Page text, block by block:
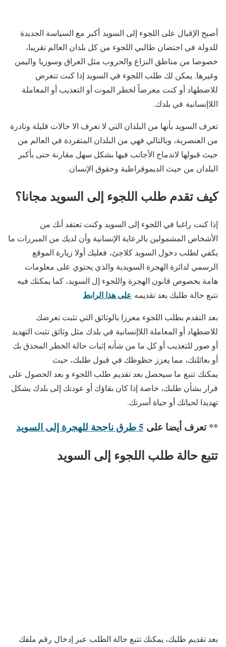
أصبح الإقبال على اللجوء إلى السويد أكبر مع السياسة الجديدة
للدولة في احتضان طالبي اللجوء من كل بلدان العالم تقريبا،
خصوصا من مناطق النزاع والحروب مثل العراق وسوريا واليمن
وغيرها. يمكن لك طلب اللجوء في السويد إذا كنت تتعرض
للاضطهاد أو كنت معرضاً لخطر الموت أو التعذيب أو المعاملة
اللاإنسانية في بلدك.
تعرف السويد بأنها من البلدان التي لا تعرف الا حالات قليلة ونادرة
من العنصرية، وبالتالي فهي من البلدان المتفردة في العالم من
حيث قبولها لاندماج الأجانب فيها بشكل سهل مقارنة حتى بأكبر
البلدان من حيث الديموقراطية وحقوق الإنسان.
كيف تقدم طلب اللجوء إلى السويد مجانا؟
إذا كنت راغبا في اللجوء إلى السويد وكنت تعتقد أنك من
الأشخاص المشمولين بالرعاية الإنسانية وأن لديك من المبررات ما
يكفي لطلب دخول السويد كلاجئ، فعليك أولا زيارة الموقع
الرسمي لدائرة الهجرة السويدية والذي يحتوي على معلومات
هامة بخصوص قانون الهجرة واللجوء إل السويد، كما يمكنك فيه
تتبع حالة طلبك بعد تقديمه على هذا الرابط
بعد التقدم بطلب اللجوء معززا بالوثائق التي تثبت تعرضك
للاضطهاد أو المعاملة اللاإنسانية في بلدك مثل وثائق تثبت التهديد
أو صور للتعذيب أو كل ما من شأنه إثبات حالة الخطر المحذق بك
أو بعائلتك، مما يعزز حظوظك في قبول طلبك، حيث
يمكنك تتبع ما سيحصل بعد تقديم طلب اللجوء و بعد الحصول على
قرار بشأن طلبك، خاصة إذا كان بقاؤك أو عودتك إلى بلدك يشكل
تهديدا لحياتك أو حياة أسرتك.
** تعرف أيضا على 5 طرق ناجحة للهجرة إلى السويد
تتبع حالة طلب اللجوء إلى السويد
بعد تقديم طلبك، يمكنك تتبع حالة الطلب عبر إدخال رقم ملفك